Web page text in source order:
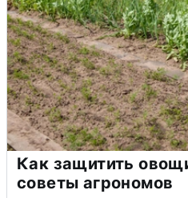
Как защитить
советы агрономов